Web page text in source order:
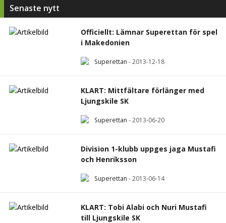
Senaste nytt
Officiellt: Lämnar Superettan för spel
i Makedonien
Superettan -2013-12-18
KLART: Mittfältare förlänger med
Ljungskile SK
Superettan -2013-06-20
Division 1-klubb uppges jaga Mustafi
och Henriksson
Superettan -2013-06-14
KLART: Tobi Alabi och Nuri Mustafi
till Ljungskile SK